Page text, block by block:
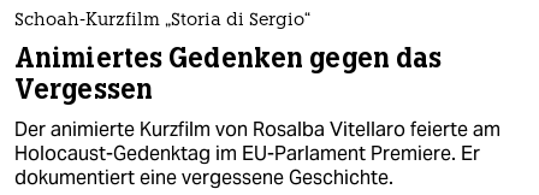
Schoah-Kurzfilm „Storia di Sergio“
Animiertes Gedenken gegen das
Vergessen
Der animierte Kurzfilm von Rosalba Vitellaro feierte am
Holocaust-Gedenktag im EU-Parlament Premiere. Er
dokumentiert eine vergessene Geschichte.